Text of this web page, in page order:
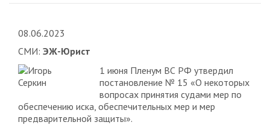
08.06.2023
СМИ: ЭЖ-Юрист
1 июня Пленум ВС РФ утвердил
постановление № 15 «О некоторых
вопросах принятия судами мер по
обеспечению иска, обеспечительных мер и мер
предварительной защиты».